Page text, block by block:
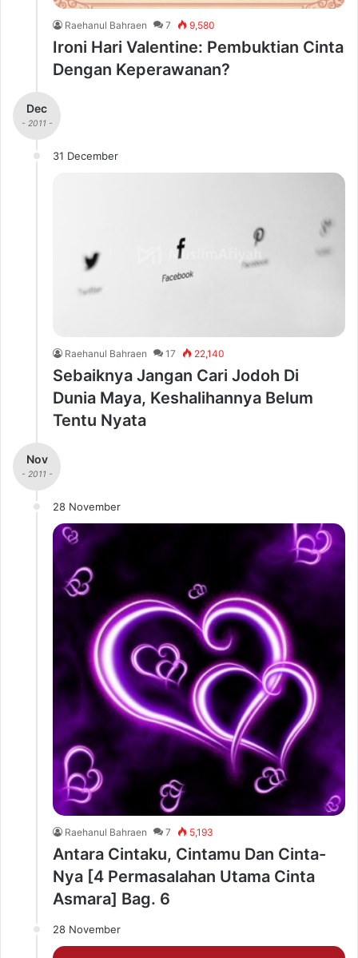
Raehanul Bahraen 7 9,580
Ironi Hari Valentine: Pembuktian Cinta
Dengan Keperawanan?
Dec
- 2011 -
31 December
Raehanul Bahraen 17 22,140
Sebaiknya Jangan Cari Jodoh Di
Dunia Maya, Keshalihannya Belum
Tentu Nyata
Nov
- 2011 -
28 November
Raehanul Bahraen 7 5,193
Antara Cintaku, Cintamu Dan Cinta-
Nya [4 Permasalahan Utama Cinta
Asmara] Bag. 6
28 November